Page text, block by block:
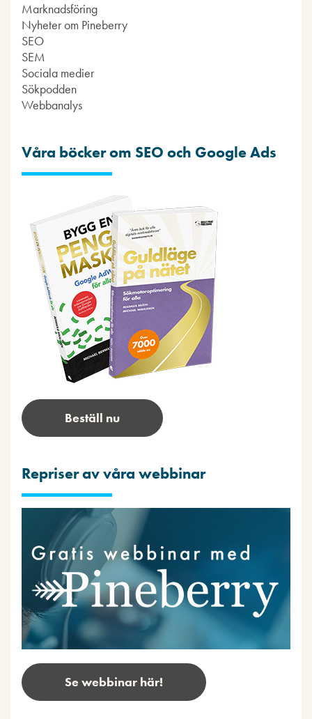
Marknadsföring
Nyheter om Pineberry
SEO
SEM
Sociala medier
Sökpodden
Webbanalys
Våra böcker om SEO och Google Ads
Beställ nu
Repriser av våra webbinar
Se webbinar här!